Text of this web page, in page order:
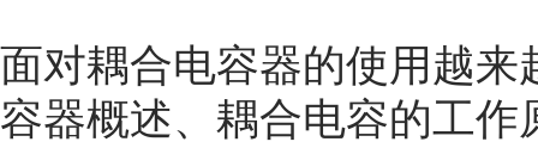
面对耦合电容器的使用越
容器概述、耦合电容的工